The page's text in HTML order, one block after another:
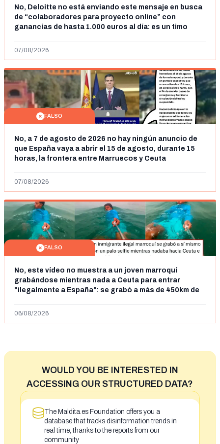
No, Deloitte no está enviando este mensaje en busca
de “colaboradores para proyecto online” con
ganancias de hasta 1.000 euros al día: es un timo
07/08/2026
FALSO
No, a 7 de agosto de 2026 no hay ningún anuncio de
que España vaya a abrir el 15 de agosto, durante 15
horas, la frontera entre Marruecos y Ceuta
07/08/2026
FALSO
No, este vídeo no muestra a un joven marroquí
grabándose mientras nada a Ceuta para entrar
"ilegalmente a España": se grabó a más de 450km de
06/08/2026
WOULD YOU BE INTERESTED IN
ACCESSING OUR STRUCTURED DATA?
The Maldita.es Foundation offers you a
database that tracks disinformation trends in
real time, thanks to the reports from our
community